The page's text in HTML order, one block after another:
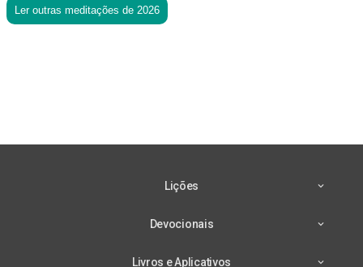
Ler outras meditações de 2026
Lições
Devocionais
Livros e Aplicativos